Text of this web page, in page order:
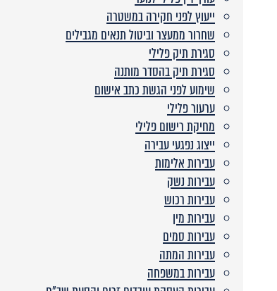
ייעוץ לפני חקירה במשטרה
שחרור ממעצר וביטול תנאים מגבילים
סגירת תיק פלילי
סגירת תיק בהסדר מותנה
שימוע לפני הגשת כתב אישום
ערעור פלילי
מחיקת רישום פלילי
ייצוג נפגעי עבירה
עבירות אלימות
עבירות נשק
עבירות רכוש
עבירות מין
עבירות סמים
עבירות המתה
עבירות במשפחה